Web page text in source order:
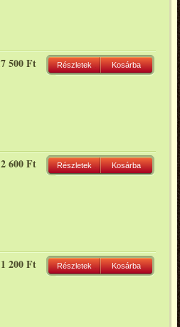
500 Ft Részletek Kosárba
2 600 Ft Részletek Kosárba
1 200 Ft Részletek Kosárba